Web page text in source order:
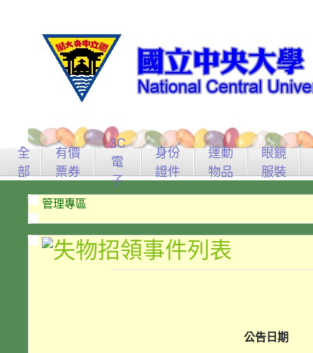
全
部
有價
票券
3C
電
子
身份
證件
運動
物品
眼鏡
服裝
管理專區
公告日期